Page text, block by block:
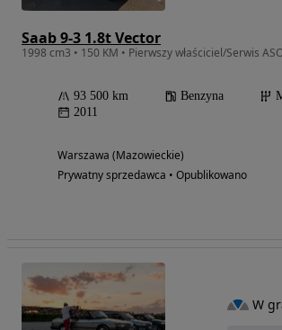
Saab 9-3 1.8t Vector
93 500 km Benzyna
2011
Warszawa (Mazowieckie)
Prywatny sprzedawca • Opublikowano
W